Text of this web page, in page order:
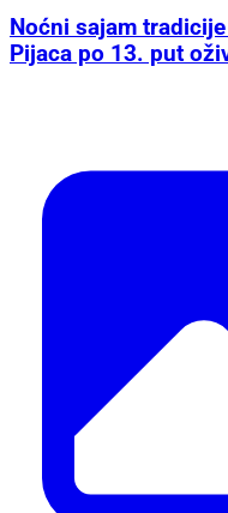
Noćni sajam
Pijaca po 13. put